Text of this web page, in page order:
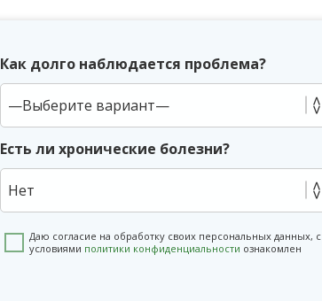
Как долго наблюдается проблема?
Есть ли хронические болезни?
Нет
Даю согласие на обработку своих персональных данных, с
условиями политики конфиденциальности ознакомлен